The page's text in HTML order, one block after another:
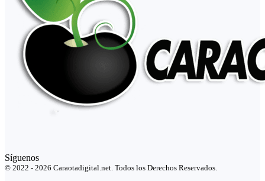
Síguenos
© 2022 - 2026 Caraotadigital.net. Todos los Derechos Reservados.